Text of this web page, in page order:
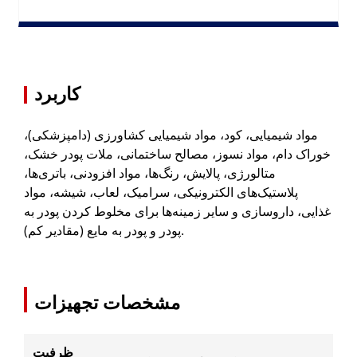
کاربرد
مواد شیمیایی، کود، مواد شیمیایی کشاورزی (دامپزشکی)،
خوراک دام، مواد نسوز، مصالح ساختمانی، ملات پودر خشک،
متالورژی، پالایش، رنگ‌ها، مواد افزودنی، باتری‌ها،
پلاستیک‌های الکترونیکی، سرامیک، لعاب، شیشه، مواد
غذایی، داروسازی و سایر زمینه‌ها برای مخلوط کردن پودر به
پودر و پودر به مایع (مقادیر کم).
مشخصات تجهیزات
ظرفیت
پیکربندی H:انبار انیسون → نقاله حلزونی → انبار مواد
س: آیا راهکارهای هدفمندی برای مواد چسبنده، چسبنده یا
مواد منفجره قابل اشتعال دارید؟
س: آیا تخفیف قیمت برای سفارشات عمده و مشتریان
تعاونی بلندمدت وجود دارد؟